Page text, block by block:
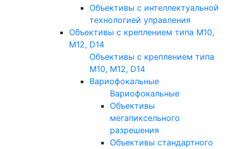
Объективы с интеллектуальной
технологией управления
Объективы с креплением типа M10,
M12, D14
Объективы с креплением типа
M10, M12, D14
Вариофокальные
Вариофокальные
Объективы
мегапиксельного
разрешения
Объективы стандартного